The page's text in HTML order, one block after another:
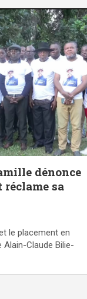
dénonce
sa
le placement en
Alain-Claude Bilie-